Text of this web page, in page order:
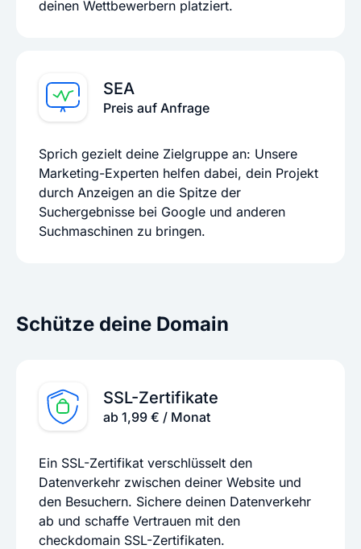
deinen Wettbewerbern platziert.
SEA
Preis auf Anfrage
Sprich gezielt deine Zielgruppe an: Unsere
Marketing-Experten helfen dabei, dein Projekt
durch Anzeigen an die Spitze der
Suchergebnisse bei Google und anderen
Suchmaschinen zu bringen.
Schütze deine Domain
SSL-Zertifikate
ab 1,99 € / Monat
Ein SSL-Zertifikat verschlüsselt den
Datenverkehr zwischen deiner Website und
den Besuchern. Sichere deinen Datenverkehr
ab und schaffe Vertrauen mit den
checkdomain SSL-Zertifikaten.